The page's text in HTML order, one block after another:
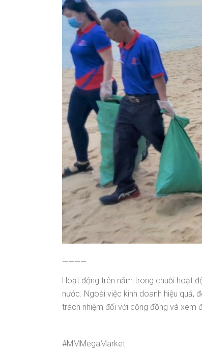
————
Hoạt động trên nằm trong chuỗi hoạt
nước. Ngoài việc kinh doanh hiệu quả,
trách nhiệm đối với cộng đồng và xem
#MMMegaMarket